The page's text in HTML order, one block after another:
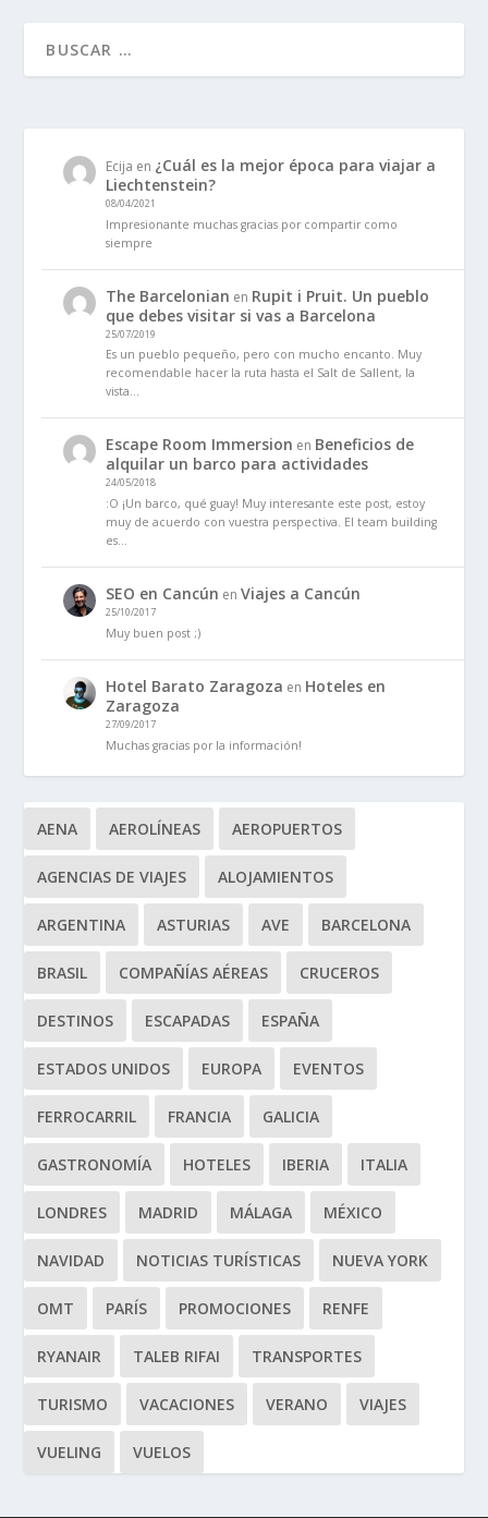
Ecija en ¿Cuál es la mejor época para viajar a
Liechtenstein?
08/04/2021
Impresionante muchas gracias por compartir como
siempre
The Barcelonian en Rupit i Pruit. Un pueblo
que debes visitar si vas a Barcelona
25/07/2019
Es un pueblo pequeño, pero con mucho encanto. Muy
recomendable hacer la ruta hasta el Salt de Sallent, la
vista…
Escape Room Immersion en Beneficios de
alquilar un barco para actividades
24/05/2018
:O ¡Un barco, qué guay! Muy interesante este post, estoy
muy de acuerdo con vuestra perspectiva. El team building
es…
SEO en Cancún enViajes a Cancún
25/10/2017
Muy buen post ;)
Hotel Barato Zaragoza en Hoteles en
Zaragoza
27/09/2017
Muchas gracias por la información!
AENA AEROLÍNEAS AEROPUERTOS
AGENCIAS DE VIAJES ALOJAMIENTOS
ARGENTINA ASTURIAS AVE BARCELONA
BRASIL COMPAÑÍAS AÉREAS CRUCEROS
DESTINOS ESCAPADAS ESPAÑA
ESTADOS UNIDOS EUROPA EVENTOS
FERROCARRIL FRANCIA GALICIA
GASTRONOMÍA HOTELES IBERIA ITALIA
LONDRES MADRID MÁLAGA MÉXICO
NAVIDAD NOTICIAS TURÍSTICAS NUEVA YORK
OMT PARÍS PROMOCIONES RENFE
RYANAIR TALEB RIFAI TRANSPORTES
TURISMO VACACIONES VERANO VIAJES
VUELING VUELOS